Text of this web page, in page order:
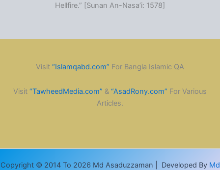
Hellfire.” [Sunan An-Nasa’i: 1578]
Visit “Islamqabd.com” For Bangla Islamic QA
Visit “TawheedMedia.com” & “AsadRony.com” For Various
Articles.
Copyright © 2014 To 2026 Md Asaduzzaman | Developed By Md